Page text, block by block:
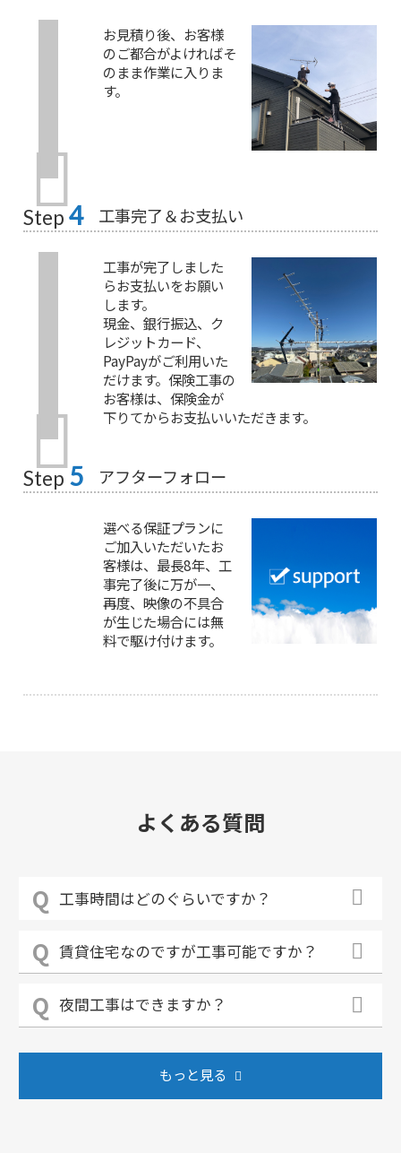
お見積り後、お客様
のご都合がよければそ
のまま作業に入りま
す。
Step 4 工事完了＆お支払い
工事が完了しました
らお支払いをお願い
します。
現金、銀行振込、ク
レジットカード、
PayPayがご利用いた
だけます。保険工事の
お客様は、保険金が
下りてからお支払いいただきます。
Step 5 アフターフォロー
選べる保証プランに
ご加入いただいたお
客様は、最長8年、工
事完了後に万が一、
再度、映像の不具合
が生じた場合には無
料で駆け付けます。
よくある質問
工事時間はどのぐらいですか？
賃貸住宅なのですが工事可能ですか？
夜間工事はできますか？
もっと見る